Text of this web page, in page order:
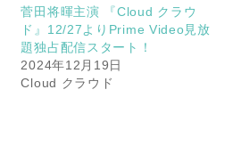
菅田将暉主演 『Cloud クラウ
ド』12/27よりPrime Video見放
題独占配信スタート！
2024年12月19日
Cloud クラウド